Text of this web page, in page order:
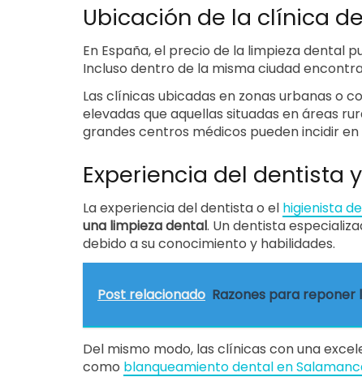
Ubicación de la clínica
En España, el precio de la limpieza dental
Incluso dentro de la misma ciudad
Las clínicas ubicadas en zonas urbanas o
elevadas que aquellas situadas en áreas
grandes centros médicos pueden incidir en
Experiencia del dentista
La experiencia del dentista o el higienista
una limpieza dental. Un dentista
debido a su conocimiento y habilidades.
Post relacionado Razones para reponer
Del mismo modo, las clínicas con una
como blanqueamiento dental en